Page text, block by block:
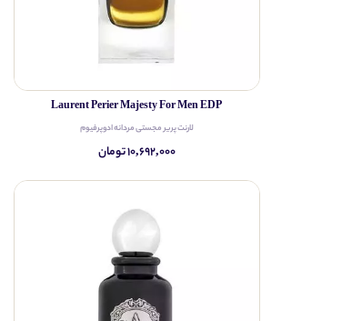
Laurent Perier Majesty For Men EDP
لارنت پریر مجستی مردانه ادوپرفیوم
۱۰,۶۹۲,۰۰۰ تومان